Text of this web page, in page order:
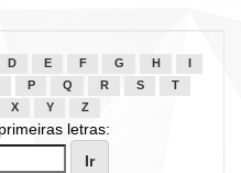
D E F G H
P Q R S
T
X Y Z
letras: